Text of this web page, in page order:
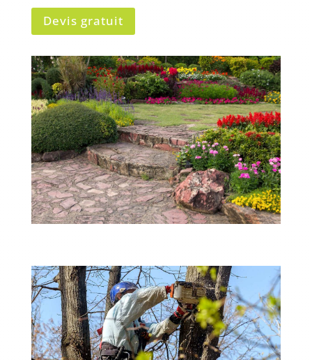
Devis gratuit